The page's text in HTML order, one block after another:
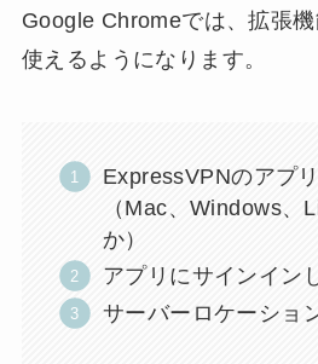
Google Chromeでは、拡張
使えるようになります。
ExpressVPNのアプ
（Mac、Windows、
か）
アプリにサインイン
サーバーロケーショ